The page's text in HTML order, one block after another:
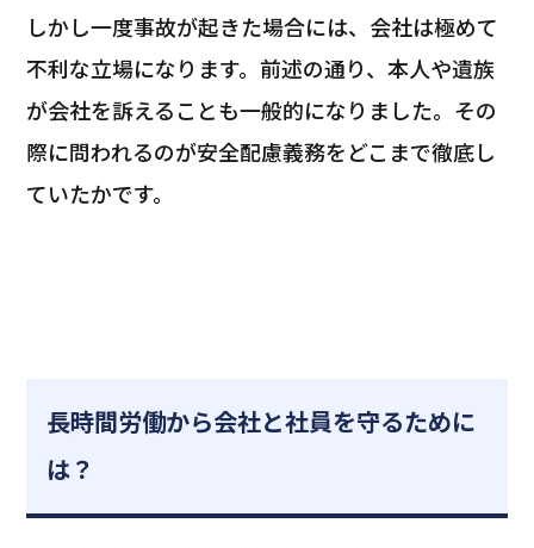
しかし一度事故が起きた場合には、会社は極めて
不利な立場になります。前述の通り、本人や遺族
が会社を訴えることも一般的になりました。その
際に問われるのが安全配慮義務をどこまで徹底し
ていたかです。
長時間労働から会社と社員を守るために
は？